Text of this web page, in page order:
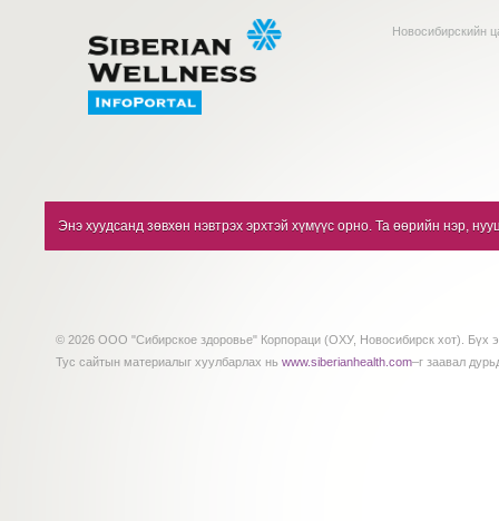
Новосибирскийн
Энэ хуудсанд зөвхөн нэвтрэх эрхтэй хүмүүс орно. Та өөрийн нэр,
© 2026 ООО "Сибирское здоровье" Корпораци (ОХУ, Новосибирск хот). Бүх
Тус сайтын материалыг хуулбарлах нь www.siberianhealth.com–г заавал